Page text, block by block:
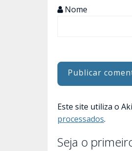
Nome
Este site utiliza o
processados.
Seja o